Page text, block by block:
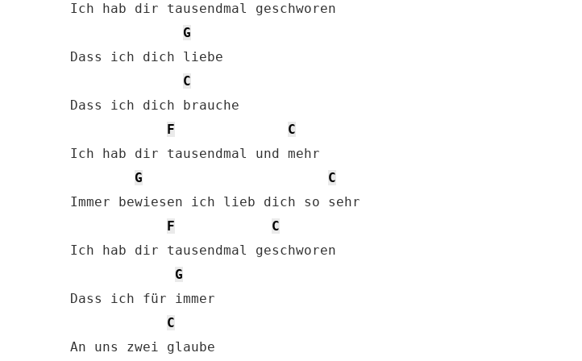
Ich hab dir tausendmal geschworen
G
Dass ich dich liebe
C
Dass ich dich brauche
F
C
Ich hab dir tausendmal und mehr
G
C
Immer bewiesen ich lieb dich so sehr
F
C
Ich hab dir tausendmal geschworen
G
Dass ich für immer
C
An uns zwei glaube